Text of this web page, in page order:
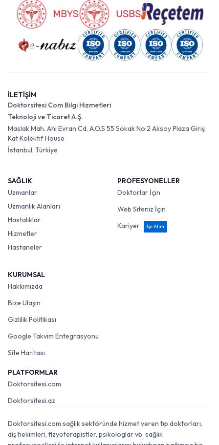
İLETİŞİM
Doktorsitesi Com Bilgi Hizmetleri
Teknoloji ve Ticaret A.Ş.
Maslak Mah. Ahi Evran Cd. A.O.S 55 Sokak No:2 Aksoy Plaza Giriş
Kat Kolektif House
İstanbul, Türkiye
SAĞLIK
Uzmanlar
Uzmanlık Alanları
Hastalıklar
Hizmetler
Hastaneler
PROFESYONELLER
Doktorlar İçin
Web Siteniz İçin
Kariyer
İşe Alım
KURUMSAL
Hakkımızda
Bize Ulaşın
Gizlilik Politikası
Google Takvim Entegrasyonu
Site Haritası
PLATFORMLAR
Doktorsitesi.com
Doktorsitesi.az
Doktorsitesi.com sağlık sektöründe hizmet veren tıp doktorları,
diş hekimleri, fizyoterapistler, psikologlar vb. sağlık